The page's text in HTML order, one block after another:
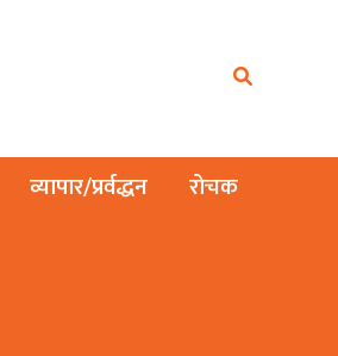
व्यापार/प्रर्वद्धन रोचक